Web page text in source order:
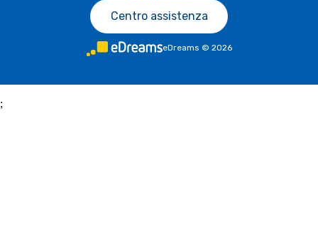
Centro assistenza
eDreams © 2026
;